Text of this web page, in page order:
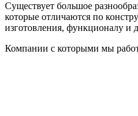
Существует большое
которые отличаются по
изготовления, функционалу и
Компании с которыми мы